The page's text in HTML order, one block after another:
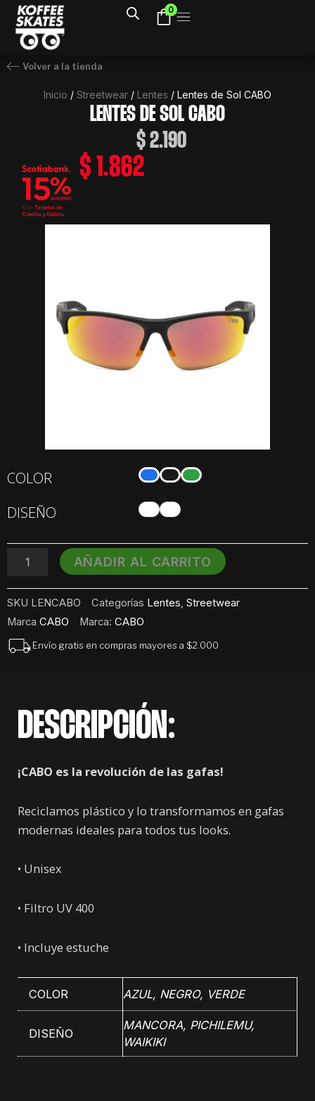
contenido
0
Volver a la tienda
Inicio / Streetwear / Lentes / Lentes de Sol CABO
LENTES DE SOL CABO
$2.190
$ 1.862
COLOR
DISEÑO
de
CABO
AÑADIR AL CARRITO
SKU LENCABO Categorías Lentes, Streetwear
Marca CABO Marca: CABO
Envío gratis en compras mayores a $2.000
DESCRIPCIÓN:
¡CABO es la revolución de las gafas!
Reciclamos plástico y lo transformamos en gafas
modernas ideales para todos tus looks.
• Unisex
• Filtro UV 400
• Incluye estuche
COLOR AZUL, NEGRO, VERDE
DISEÑO
MANCORA, PICHILEMU,
WAIKIKI